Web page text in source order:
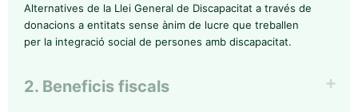
Alternatives de la Llei General de Discapacitat a través de
donacions a entitats sense ànim de lucre que treballen
per la integració social de persones amb discapacitat.
2. Beneficis fiscals